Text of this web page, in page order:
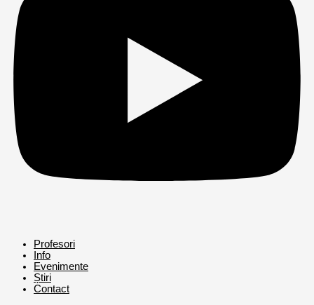
Profesori
Info
Evenimente
Știri
Contact